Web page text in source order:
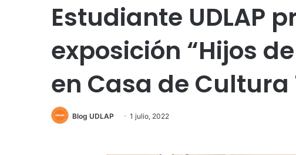
Estudiante UDLAP
exposición “Hijos
en Casa de
Blog UDLAP 1 julio, 2022